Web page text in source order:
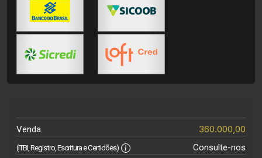
Venda 360.000,00
(ITBI, Registro, Escritura e Certidões)
Consulte-nos